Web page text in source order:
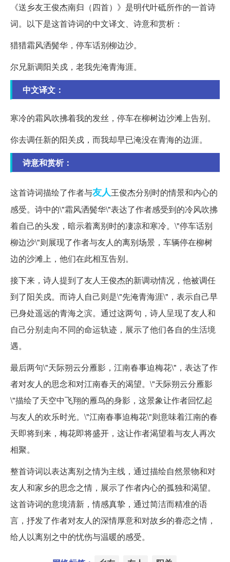
《送乡友王俊杰南归（四首）》是明代叶砥所作的一首诗
词。以下是这首诗词的中文译文、诗意和赏析：
猎猎霜风洒鬓华，停车话别柳边沙。
尔兄新调阳关戍，老我先淹青海涯。
中文译文：
寒冷的霜风吹拂着我的发丝，停车在柳树边沙滩上告别。
你去调任新的阳关戍，而我却早已淹没在青海的边涯。
诗意和赏析：
这首诗词描绘了作者与友人王俊杰分别时的情景和内心的
感受。诗中的\"霜风洒鬓华\"表达了作者感受到的冷风吹拂
着自己的头发，暗示着离别时的凄凉和寒冷。\"停车话别
柳边沙\"则展现了作者与友人的离别场景，车辆停在柳树
边的沙滩上，他们在此相互告别。
接下来，诗人提到了友人王俊杰的新调动情况，他被调任
到了阳关戍。而诗人自己则是\"先淹青海涯\"，表示自己早
已身处遥远的青海之滨。通过这两句，诗人呈现了友人和
自己分别走向不同的命运轨迹，展示了他们各自的生活境
遇。
最后两句\"天际朔云分雁影，江南春事迫梅花\"，表达了作
者对友人的思念和对江南春天的渴望。\"天际朔云分雁影
\"描绘了天空中飞翔的雁鸟的身影，这景象让作者回忆起
与友人的欢乐时光。\"江南春事迫梅花\"则意味着江南的春
天即将到来，梅花即将盛开，这让作者渴望着与友人再次
相聚。
整首诗词以表达离别之情为主线，通过描绘自然景物和对
友人和家乡的思念之情，展示了作者内心的孤独和渴望。
这首诗词的意境清新，情感真挚，通过简洁而精准的语
言，抒发了作者对友人的深情厚意和对故乡的眷恋之情，
给人以离别之中的忧伤与温暖的感受。